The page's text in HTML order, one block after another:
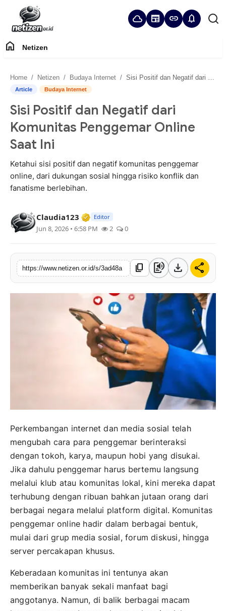
cloud newspaper link notifications
Panduan Komunitas
Netizen
home Netizen
Home Netizen Budaya Internet Sisi Positif dan Negatif dari Komunitas Penggemar Online Saat Ini
Article Budaya Internet
Sisi Positif dan Negatif dari
Komunitas Penggemar Online
Saat Ini
Ketahui sisi positif dan negatif komunitas penggemar
online, dari dukungan sosial hingga risiko konflik dan
fanatisme berlebihan.
Claudia123 Verified Media or Organization •
Editor
Jun 8, 2026 • 6:58 PM 2 0
https://www.netizen.or.id/s/3ad48a content_copy text_to_speech download share
Perkembangan internet dan media sosial telah
mengubah cara para penggemar berinteraksi
dengan tokoh, karya, maupun hobi yang disukai.
Jika dahulu penggemar harus bertemu langsung
melalui klub atau komunitas lokal, kini mereka dapat
terhubung dengan ribuan bahkan jutaan orang dari
berbagai negara melalui platform digital. Komunitas
penggemar online hadir dalam berbagai bentuk,
mulai dari grup media sosial, forum diskusi, hingga
server percakapan khusus.
Keberadaan komunitas ini tentunya akan
memberikan banyak sekali manfaat bagi
anggotanya. Namun, di balik berbagai macam